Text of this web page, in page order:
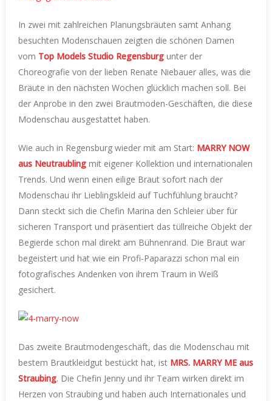
In zwei mit zahlreichen Planungsbräuten samt Anhang
besuchten Modenschauen zeigten die schönen Damen
vom Top Models Studio Regensburg unter der
Choreografie von der lieben Renate Niebauer alles, was die
Bräute in den nächsten Wochen glücklich machen soll. Bei
der Anprobe in den zwei Brautmoden-Geschäften, die diese
Modenschau ausgestattet haben.
Wie auch in Regensburg wieder mit am Start: MARRY NOW
aus Neutraubling mit eigener Kollektion und internationalen
Trends. Und wenn einen eilige Braut sofort nach der
Modenschau ihr Lieblingskleid auf Tuchfühlung braucht?
Dann steckt sich die Chefin Marina den Schleier über für
sicheren Transport und präsentiert das tüllreiche Objekt der
Begierde schon mal direkt am Bühnenrand. Die Braut war
begeistert und hat wie ein Profi-Paparazzi schon mal ein
fotografisches Andenken von ihrem Traum in Weiß
gesichert.
Das zweite Brautmodengeschäft, das die Modenschau mit
bestem Brautkleidgut bestückt hat, ist MRS. MARRY ME aus
Straubing. Die Chefin Jenny und ihr Team wirken direkt im
Herzen von Straubing und haben auch Internationales und